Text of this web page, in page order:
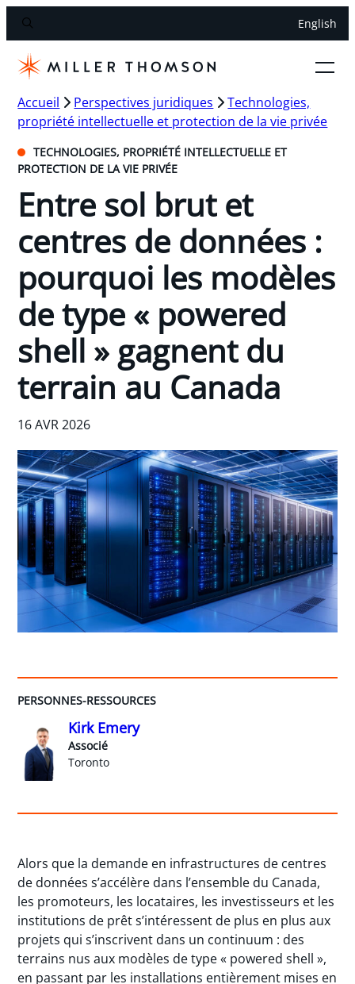
English
Accueil Perspectives juridiques
Technologies,
propriété intellectuelle et protection de la vie privée
TECHNOLOGIES, PROPRIÉTÉ INTELLECTUELLE ET
PROTECTION DE LA VIE PRIVÉE
Entre sol brut et
centres de données :
pourquoi les modèles
de type « powered
shell » gagnent du
terrain au Canada
16 AVR 2026
PERSONNES-RESSOURCES
Kirk Emery
Associé
Toronto
Alors que la demande en infrastructures de centres
de données s’accélère dans l’ensemble du Canada,
les promoteurs, les locataires, les investisseurs et les
institutions de prêt s’intéressent de plus en plus aux
projets qui s’inscrivent dans un continuum : des
terrains nus aux modèles de type « powered shell »,
en passant par les installations entièrement mises en